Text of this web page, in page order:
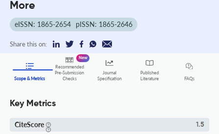
More
eISSN: 1865-2654 pISSN: 1865-2646
Share this on:
Scope & Metrics
Recommended
Pre-Submission
Checks
New
Journal
Specification
Published
Literature
FAQs
Key Metrics
CiteScore 1.5